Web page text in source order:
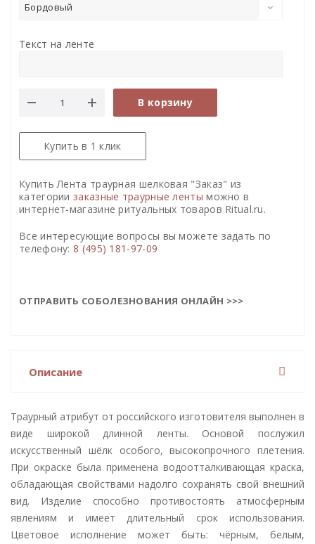
Бордовый
Текст на ленте
В корзину
Купить в 1 клик
Купить Лента траурная шелковая "Заказ" из
категориизаказные траурные ленты можно в
интернет-магазине ритуальных товаров Ritual.ru.
Все интересующие вопросы вы можете задать по
телефону: 8 (495) 181-97-09
ОТПРАВИТЬ СОБОЛЕЗНОВАНИЯ ОНЛАЙН >>>
Описание
Траурный атрибут от российского изготовителя выполнен в
виде широкой длинной ленты. Основой послужил
искусственный шёлк особого, высокопрочного плетения.
При окраске была применена водоотталкивающая краска,
обладающая свойствами надолго сохранять свой внешний
вид. Изделие способно противостоять атмосферным
явлениям и имеет длительный срок использования.
Цветовое исполнение может быть: чёрным, белым,